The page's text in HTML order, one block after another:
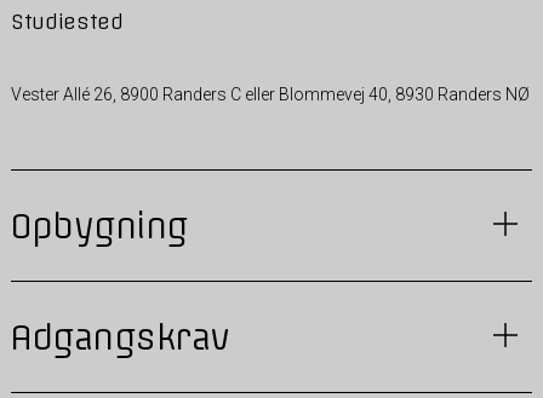
Studiested
Vester Allé 26, 8900 Randers C eller Blommevej 40, 8930 Randers NØ
Opbygning
Adgangskrav